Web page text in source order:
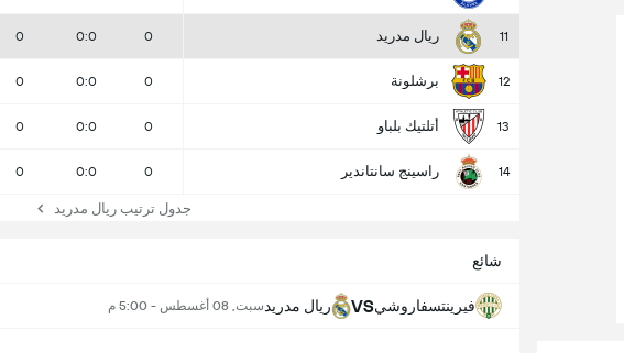
11 ريال مدريد 0
0:0
0
12 برشلونة 0
0:0
0
13 أتلتيك بلباو 0
0:0
0
14 راسينج سانتاندير 0
0:0
0
جدول ترتيب ريال مدريد
شائع
فيرينتسفاروشيVS ريال مدريد سبت, 08 أغسطس - 5:00 م